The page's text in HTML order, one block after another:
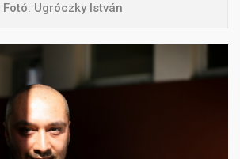
Fotó: Ugróczky István